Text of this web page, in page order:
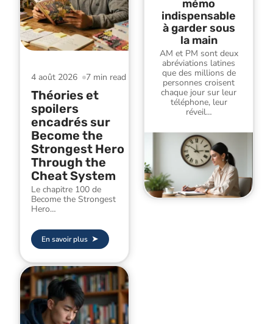
7 min read
4 août 2026
Théories et
spoilers
encadrés sur
Become the
Strongest Hero
Through the
Cheat System
Le chapitre 100 de
Become the Strongest
Hero…
En savoir plus
mémo
indispensable
à garder sous
la main
AM et PM sont deux
abréviations latines
que des millions de
personnes croisent
chaque jour sur leur
téléphone, leur
réveil…